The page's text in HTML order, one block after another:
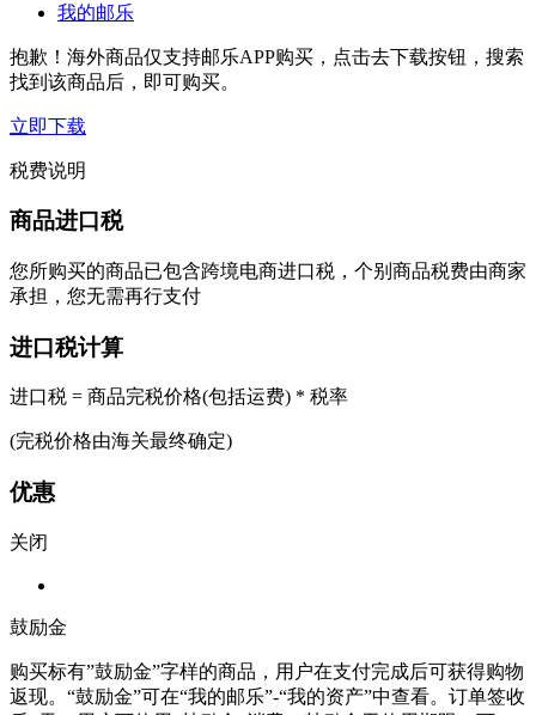
我的邮乐
抱歉！海外商品仅支持邮乐APP购买，点击去下载按钮，搜索
找到该商品后，即可购买。
立即下载
税费说明
商品进口税
您所购买的商品已包含跨境电商进口税，个别商品税费由商家
承担，您无需再行支付
进口税计算
进口税 = 商品完税价格(包括运费) * 税率
(完税价格由海关最终确定)
优惠
关闭
鼓励金
购买标有”鼓励金”字样的商品，用户在支付完成后可获得购物
返现。“鼓励金”可在“我的邮乐”-“我的资产”中查看。订单签收